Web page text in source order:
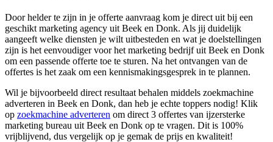
Door helder te zijn in je offerte aanvraag kom je direct uit bij een
geschikt marketing agency uit Beek en Donk. Als jij duidelijk
aangeeft welke diensten je wilt uitbesteden en wat je doelstellingen
zijn is het eenvoudiger voor het marketing bedrijf uit Beek en Donk
om een passende offerte toe te sturen. Na het ontvangen van de
offertes is het zaak om een kennismakingsgesprek in te plannen.
Wil je bijvoorbeeld direct resultaat behalen middels zoekmachine
adverteren in Beek en Donk, dan heb je echte toppers nodig! Klik
op zoekmachine adverteren om direct 3 offertes van ijzersterke
marketing bureau uit Beek en Donk op te vragen. Dit is 100%
vrijblijvend, dus vergelijk op je gemak de prijs en kwaliteit!